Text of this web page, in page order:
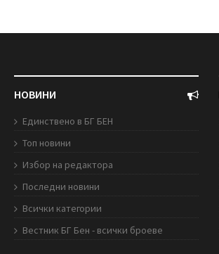
НОВИНИ
Единствено в БГ БЕН
Топ новини
Избор на редактора
Последни новини
Всички категории
Вестник БГ Бен - всички броеве